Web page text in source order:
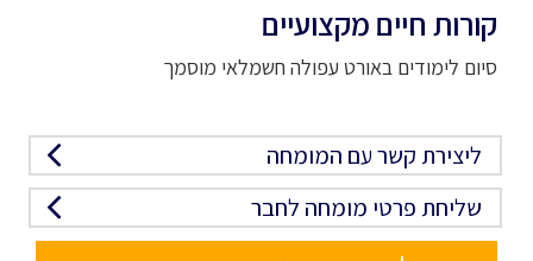
קורות חיים מקצועיים
סיום לימודים באורט עפולה חשמלאי מוסמך
ליצירת קשר עם המומחה
שליחת פרטי מומחה לחבר